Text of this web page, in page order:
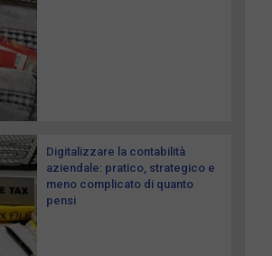
Digitalizzare la contabilità
aziendale: pratico, strategico e
meno complicato di quanto
pensi